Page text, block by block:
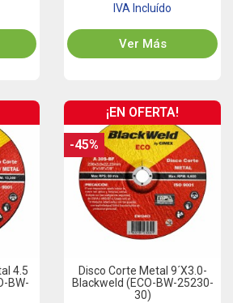
IVA Incluído
Ver Más
4.5
BW-
Disco Corte Metal 9´x3.0-
Blackweld (ECO-BW-25230-
30)
¡EN OFERTA!
-45%